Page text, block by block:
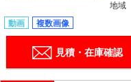
地域
動画 複数画像
見積・在庫確認